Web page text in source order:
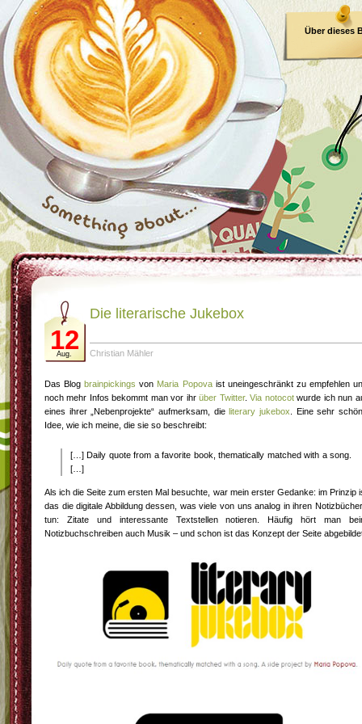
Über dieses
12
Aug.
Die literarische Jukebox
Christian Mähler
Das Blogbrainpickings von Maria Popovaist uneingeschränkt zu empfehlen
noch mehr Infos bekommt man vor ihrüber Twitter.Via notocot wurde ich nun
eines ihrer „Nebenprojekte“ aufmerksam, dieliterary jukebox . Eine sehr
Idee, wie ich meine, die sie so beschreibt:
[…] Daily quote from a favorite book, thematically matched with a song.
[…]
Als ich die Seite zum ersten Mal besuchte, war mein erster Gedanke: im Prinzip
das die digitale Abbildung dessen, was viele von uns analog in ihren
tun: Zitate und interessante Textstellen notieren. Häufig hört man
Notizbuchschreiben auch Musik – und schon ist das Konzept der Seite